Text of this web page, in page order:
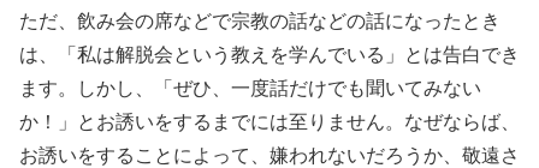
ただ、飲み会の席などで宗教の話などの話になったとき
は、「私は解脱会という教えを学んでいる」とは告白でき
ます。しかし、「ぜひ、一度話だけでも聞いてみない
か！」とお誘いをするまでには至りません。なぜならば、
お誘いをすることによって、嫌われないだろうか、敬遠さ